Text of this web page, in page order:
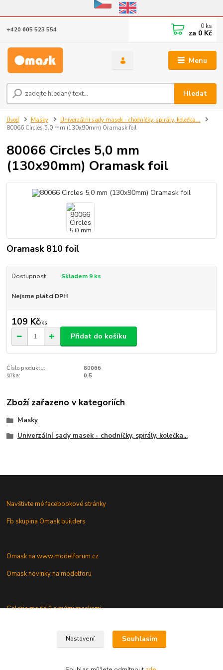
Eshop v provozu do 31.10.2026
Menu
Hledat
+420 605 523 554 0 ks
za 0 Kč
Úvod Masky
Univerzální sady masek - chodníčky, spirály, kolečka...
80066 Circles 5,0 mm (130x90mm) Oramask foil
80066 Circles 5,0 mm
(130x90mm) Oramask foil
Oramask 810 foil
Dostupnost Skladem 9 ks
Nejsme plátci DPH
109 Kč/ks
Přidat do košíku
Číslo produktu:
80066
šířka:
0,5
Zboží zařazeno v kategoriích
Masky
Univerzální sady masek - chodníčky, spirály, kolečka...
Navštivte mé facebookové stránky
Fb skupina Omask builders
Omask na www.modelforum.cz
Omask novinky na modelforu
Galerie modelů s mými maskami
Nastavení Souhlasím